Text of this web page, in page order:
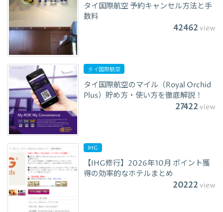
タイ国際航空 予約キャンセル方法と手
数料
42462 view
タイ国際航空
タイ国際航空のマイル（Royal Orchid
Plus）貯め方・使い方を徹底解説！
27422 view
IHG
【IHG修行】2026年10月 ポイント獲
得の効率的なホテルまとめ
20222 view